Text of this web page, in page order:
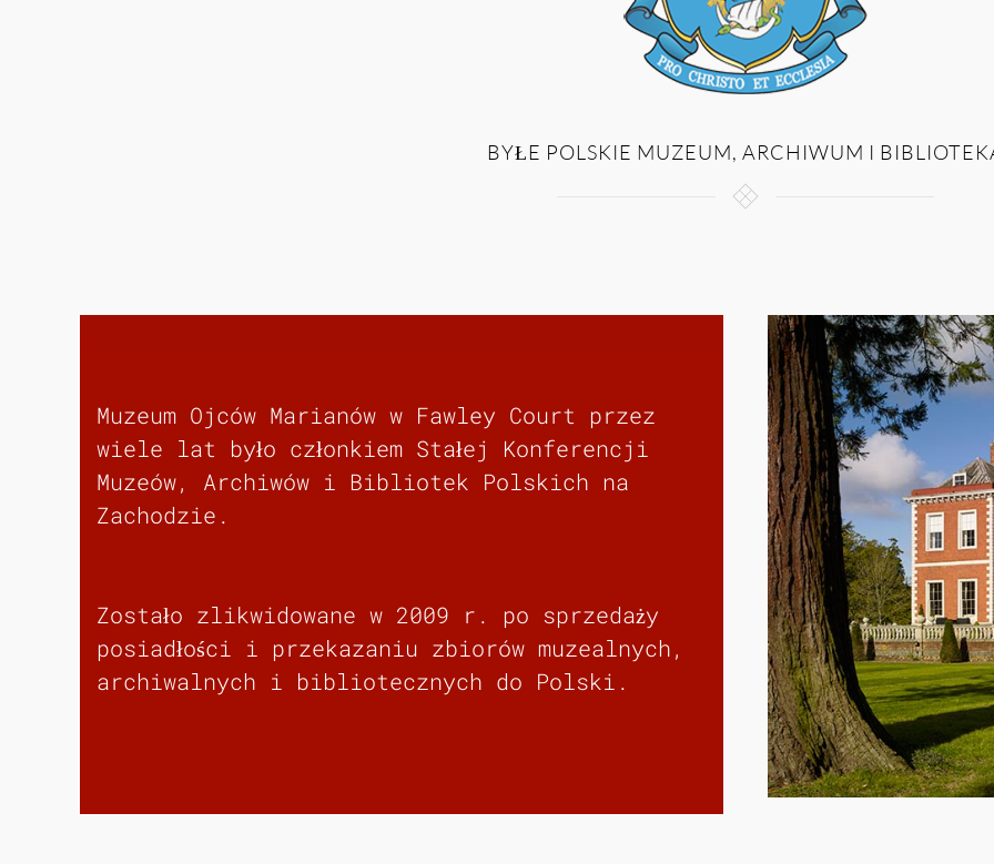
BYŁE POLSKIE MUZEUM, ARCHIWUM I
Muzeum Ojców Marianów w Fawley Court przez
wiele lat było członkiem Stałej Konferencji
Muzeów, Archiwów i Bibliotek Polskich na
Zachodzie.
Zostało zlikwidowane w 2009 r. po sprzedaży
posiadłości i przekazaniu zbiorów muzealnych,
archiwalnych i bibliotecznych do Polski.